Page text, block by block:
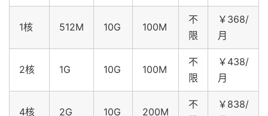
1核 512M 10G 100M
不
限
￥368/
月
2核 1G 10G 100M
不
限
￥438/
月
4核 2G 10G 200M
不
￥838/